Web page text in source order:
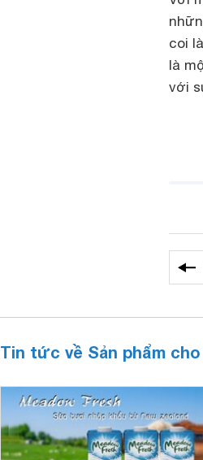
coi
là
với
Tin tức về Sản phẩm